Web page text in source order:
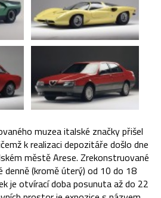
muzea italské značky přišel
k realizaci depozitáře došlo dne
městě Arese. Zrekonstruované
denně (kromě úterý) od 10 do 18
je otvírací doba posunuta až do 22